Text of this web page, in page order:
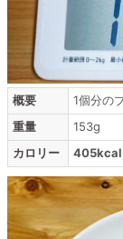
概要
1個分の
重量
153g
カロリー
405kcal